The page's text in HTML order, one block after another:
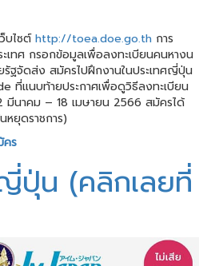
บไซต์http://toea.doe.go.th การ
เทศ กรอกข้อมูลเพื่อลงทะเบียนคนหางน
รัฐจัดส่ง สมัครไปฝึกงานในประเทศญี่ปุ่น
ที่แนบท้ายประกาศเพื่อดูวิธีลงทะเบียน
นาคม – 18 เมษายน 2566 สมัครได้
ยุดราชการ)
คร
ปุ่น (คลิกเลยที่